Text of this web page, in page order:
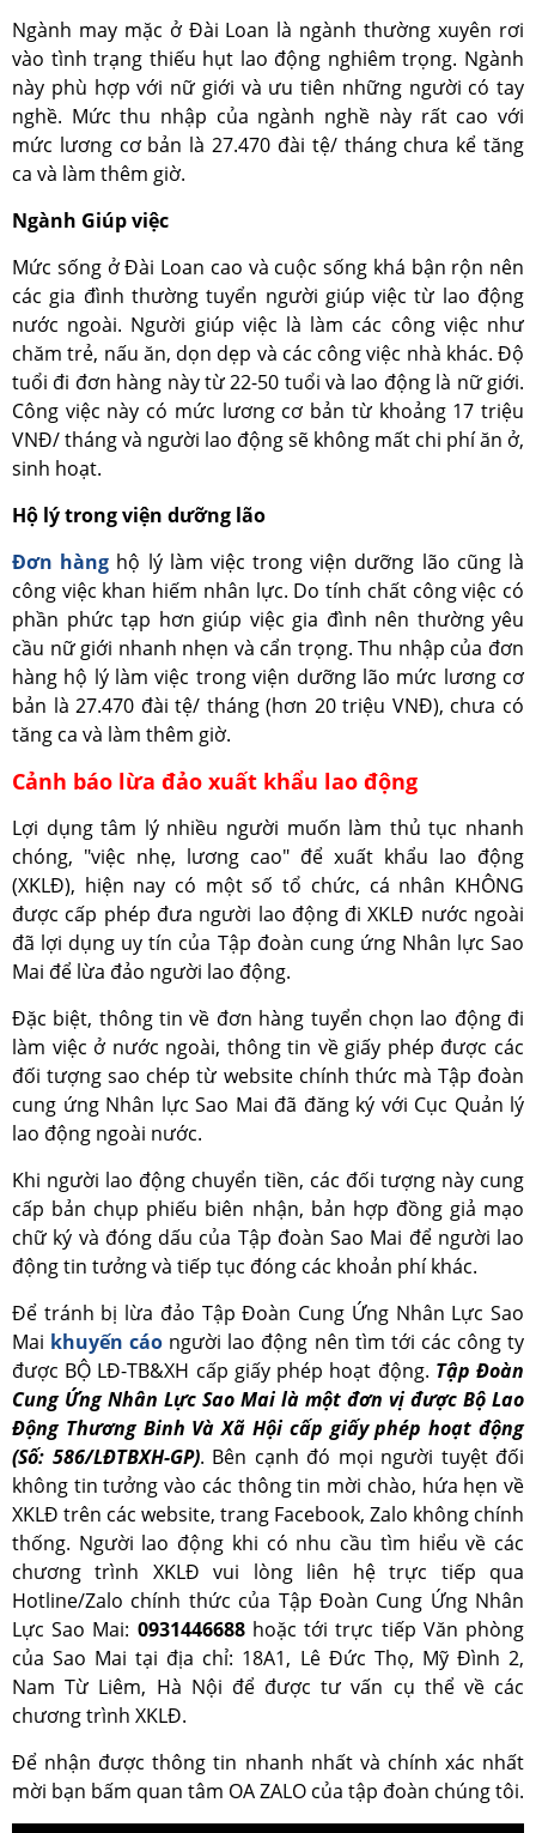
Ngành may mặc ở Đài Loan là ngành thường xuyên rơi
vào tình trạng thiếu hụt lao động nghiêm trọng. Ngành
này phù hợp với nữ giới và ưu tiên những người có tay
nghề. Mức thu nhập của ngành nghề này rất cao với
mức lương cơ bản là 27.470 đài tệ/ tháng chưa kể tăng
ca và làm thêm giờ.
Ngành Giúp việc
Mức sống ở Đài Loan cao và cuộc sống khá bận rộn nên
các gia đình thường tuyển người giúp việc từ lao động
nước ngoài. Người giúp việc là làm các công việc như
chăm trẻ, nấu ăn, dọn dẹp và các công việc nhà khác. Độ
tuổi đi đơn hàng này từ 22-50 tuổi và lao động là nữ giới.
Công việc này có mức lương cơ bản từ khoảng 17 triệu
VNĐ/ tháng và người lao động sẽ không mất chi phí ăn ở,
sinh hoạt.
Hộ lý trong viện dưỡng lão
Đơn hàng hộ lý làm việc trong viện dưỡng lão cũng là
công việc khan hiếm nhân lực. Do tính chất công việc có
phần phức tạp hơn giúp việc gia đình nên thường yêu
cầu nữ giới nhanh nhẹn và cẩn trọng. Thu nhập của đơn
hàng hộ lý làm việc trong viện dưỡng lão mức lương cơ
bản là 27.470 đài tệ/ tháng (hơn 20 triệu VNĐ), chưa có
tăng ca và làm thêm giờ.
Cảnh báo lừa đảo xuất khẩu lao động
Lợi dụng tâm lý nhiều người muốn làm thủ tục nhanh
chóng, "việc nhẹ, lương cao" để xuất khẩu lao động
(XKLĐ), hiện nay có một số tổ chức, cá nhân KHÔNG
được cấp phép đưa người lao động đi XKLĐ nước ngoài
đã lợi dụng uy tín của Tập đoàn cung ứng Nhân lực Sao
Mai để lừa đảo người lao động.
Đặc biệt, thông tin về đơn hàng tuyển chọn lao động đi
làm việc ở nước ngoài, thông tin về giấy phép được các
đối tượng sao chép từ website chính thức mà Tập đoàn
cung ứng Nhân lực Sao Mai đã đăng ký với Cục Quản lý
lao động ngoài nước.
Khi người lao động chuyển tiền, các đối tượng này cung
cấp bản chụp phiếu biên nhận, bản hợp đồng giả mạo
chữ ký và đóng dấu của Tập đoàn Sao Mai để người lao
động tin tưởng và tiếp tục đóng các khoản phí khác.
Để tránh bị lừa đảo Tập Đoàn Cung Ứng Nhân Lực Sao
Mai khuyến cáo người lao động nên tìm tới các công ty
được BỘ LĐ-TB&XH cấp giấy phép hoạt động. Tập Đoàn
Cung Ứng Nhân Lực Sao Mai là một đơn vị được Bộ Lao
Động Thương Binh Và Xã Hội cấp giấy phép hoạt động
(Số: 586/LĐTBXH-GP). Bên cạnh đó mọi người tuyệt đối
không tin tưởng vào các thông tin mời chào, hứa hẹn về
XKLĐ trên các website, trang Facebook, Zalo không chính
thống. Người lao động khi có nhu cầu tìm hiểu về các
chương trình XKLĐ vui lòng liên hệ trực tiếp qua
Hotline/Zalo chính thức của Tập Đoàn Cung Ứng Nhân
Lực Sao Mai: 0931446688 hoặc tới trực tiếp Văn phòng
của Sao Mai tại địa chỉ: 18A1, Lê Đức Thọ, Mỹ Đình 2,
Nam Từ Liêm, Hà Nội để được tư vấn cụ thể về các
chương trình XKLĐ.
Để nhận được thông tin nhanh nhất và chính xác nhất
mời bạn bấm quan tâm OA ZALO của tập đoàn chúng tôi.